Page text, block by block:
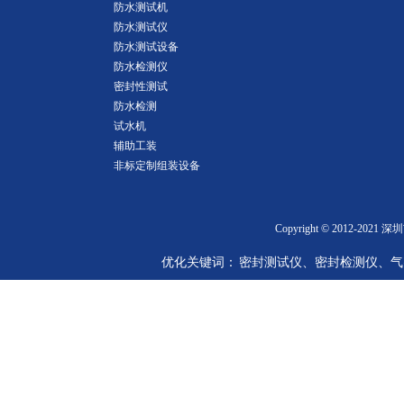
防水测试机
防水测试仪
防水测试设备
防水检测仪
密封性测试
防水检测
试水机
辅助工装
非标定制组装设备
Copyright © 2012-2021 深
优化关键词： 密封测试仪、密封检测仪、